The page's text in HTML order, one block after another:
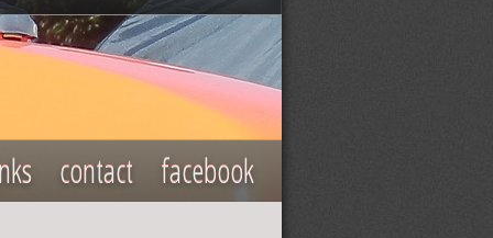
contact facebook